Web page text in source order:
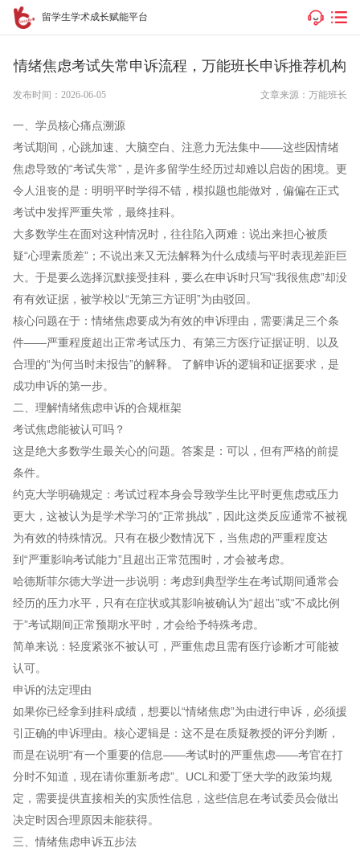
留学生学术成长赋能平台
情绪焦虑考试失常申诉流程，万能班长申诉推荐机构
发布时间：2026-06-05 文章来源：万能班长
一、学员核心痛点溯源
考试期间，心跳加速、大脑空白、注意力无法集中——这些因情绪
焦虑导致的“考试失常”，是许多留学生经历过却难以启齿的困境。更
令人沮丧的是：明明平时学得不错，模拟题也能做对，偏偏在正式
考试中发挥严重失常，最终挂科。
大多数学生在面对这种情况时，往往陷入两难：说出来担心被质
疑“心理素质差”；不说出来又无法解释为什么成绩与平时表现差距巨
大。于是要么选择沉默接受挂科，要么在申诉时只写“我很焦虑”却没
有有效证据，被学校以“无第三方证明”为由驳回。
核心问题在于：情绪焦虑要成为有效的申诉理由，需要满足三个条
件——严重程度超出正常考试压力、有第三方医疗证据证明、以及
合理的“为何当时未报告”的解释。 了解申诉的逻辑和证据要求，是
成功申诉的第一步。
二、理解情绪焦虑申诉的合规框架
考试焦虑能被认可吗？
这是绝大多数学生最关心的问题。答案是：可以，但有严格的前提
条件。
约克大学明确规定：考试过程本身会导致学生比平时更焦虑或压力
更大，这被认为是学术学习的“正常挑战”，因此这类反应通常不被视
为有效的特殊情况。只有在极少数情况下，当焦虑的严重程度达
到“严重影响考试能力”且超出正常范围时，才会被考虑。
哈德斯菲尔德大学进一步说明：考虑到典型学生在考试期间通常会
经历的压力水平，只有在症状或其影响被确认为“超出”或“不成比例
于”考试期间正常预期水平时，才会给予特殊考虑。
简单来说：轻度紧张不被认可，严重焦虑且需有医疗诊断才可能被
认可。
申诉的法定理由
如果你已经拿到挂科成绩，想要以“情绪焦虑”为由进行申诉，必须援
引正确的申诉理由。核心逻辑是：这不是在质疑教授的评分判断，
而是在说明“有一个重要的信息——考试时的严重焦虑——考官在打
分时不知道，现在请你重新考虑”。UCL和爱丁堡大学的政策均规
定，需要提供直接相关的实质性信息，这些信息在考试委员会做出
决定时因合理原因未能获得。
三、情绪焦虑申诉五步法